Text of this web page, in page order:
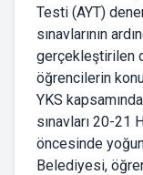
Testi (AYT)
sınavlarının
gerçekleştirilen
öğrencilerin
YKS
sınavları 20-21
öncesinde
Belediyesi,